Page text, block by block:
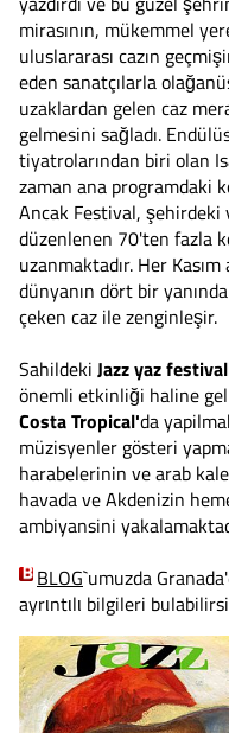
mirasının, mükemmel
uluslararası cazın
eden sanatçılarla
uzaklardan gelen caz
gelmesini sağladı.
tiyatrolarından biri olan
zaman ana programdaki
Ancak Festival,
düzenlenen 70'ten fazla
uzanmaktadır. Her Kasım
dünyanın dört bir
çeken caz ile zenginleşir.
Sahildeki Jazz yaz
önemli etkinliği haline
Costa Tropical'da
müzisyenler gösteri
harabelerinin ve arab
havada ve Akdenizin
ambiyansini
BLOG`umuzda
ayrιntιlι bilgileri